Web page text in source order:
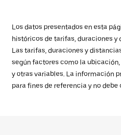
Los datos presentados en esta
históricos de tarifas, duraciones y
Las tarifas, duraciones y
según factores como la
y otras variables. La información
para fines de referencia y no